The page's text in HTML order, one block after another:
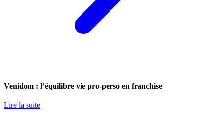
Venidom : l’équilibre vie pro-perso en franchise
Lire la suite